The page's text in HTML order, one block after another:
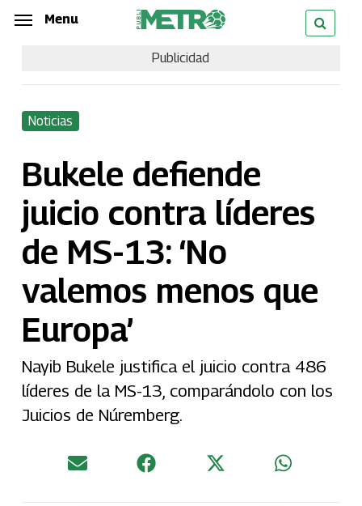
Skip
content
Menu
Publicidad
Noticias
Bukele defiende
juicio contra líderes
de MS-13: ‘No
valemos menos que
Europa’
Nayib Bukele justifica el juicio contra 486
líderes de la MS-13, comparándolo con los
Juicios de Núremberg.
Menu